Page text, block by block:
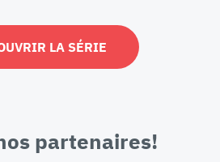
LA SÉRIE
partenaires!